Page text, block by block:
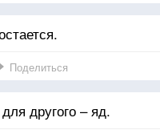
Поделиться
другого – яд.